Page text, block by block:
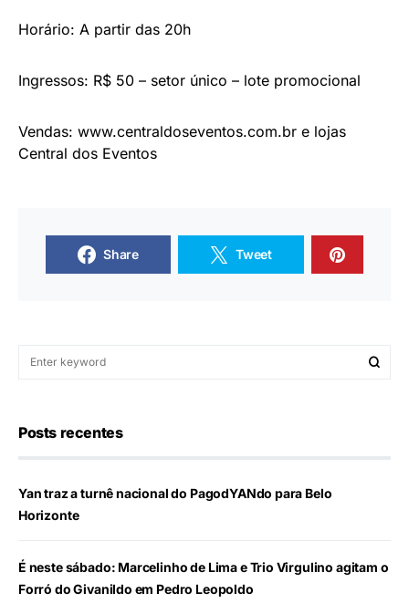
Horário: A partir das 20h
Ingressos: R$ 50 – setor único – lote promocional
Vendas: www.centraldoseventos.com.br e lojas
Central dos Eventos
Share Tweet
Posts recentes
Yan traz a turnê nacional do PagodYANdo para Belo
Horizonte
É neste sábado: Marcelinho de Lima e Trio Virgulino agitam o
Forró do Givanildo em Pedro Leopoldo